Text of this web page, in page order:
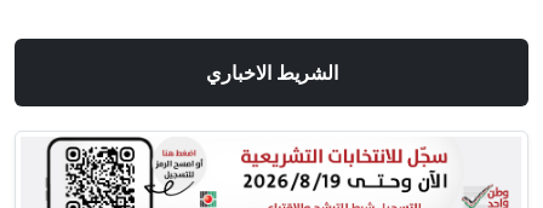
الشريط الاخباري